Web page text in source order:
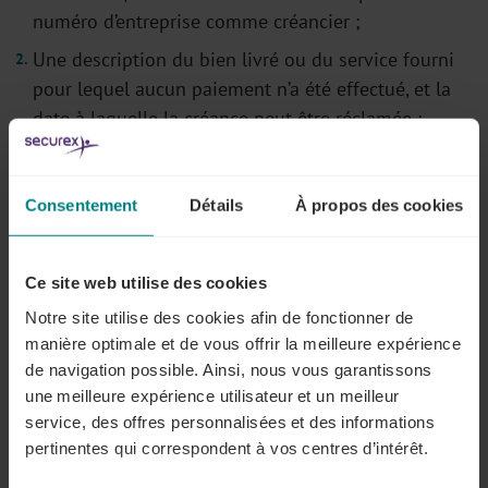
Consentement Détails À propos des cookies
Ce site web utilise des cookies
Notre site utilise des cookies afin de fonctionner de
manière optimale et de vous offrir la meilleure expérience
de navigation possible. Ainsi, nous vous garantissons
une meilleure expérience utilisateur et un meilleur
service, des offres personnalisées et des informations
pertinentes qui correspondent à vos centres d’intérêt.
numéro d’entreprise comme créancier ;
Une description du bien livré ou du service fourni
pour lequel aucun paiement n’a été effectué, et la
date à laquelle la créance peut être réclamée ;
Le délai d’attente minimum de 14 jours (+ 3 jours
la créance doit être payée avant que de
quelconques frais, intérêts ou indemnités puissent
être imputés.
Délai d’attente minimum de 14 jours civils
Si une facture n’est pas payée à son échéance, les
intérêts et dommages et intérêts prévus peuvent